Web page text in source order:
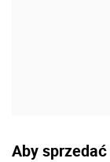
Aby